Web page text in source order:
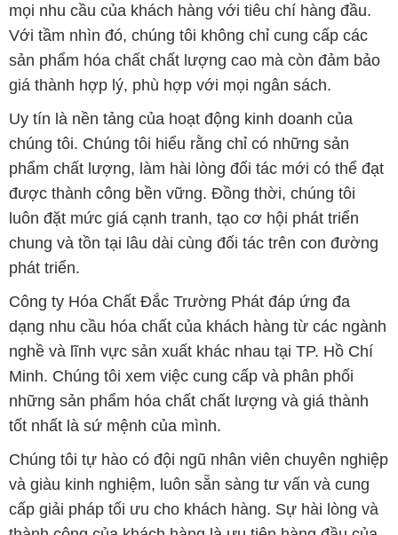
Uy tín là nền tảng của hoạt động kinh doanh của
chúng tôi. Chúng tôi hiểu rằng chỉ có những sản
phẩm chất lượng, làm hài lòng đối tác mới có thể đạt
được thành công bền vững. Đồng thời, chúng tôi
luôn đặt mức giá cạnh tranh, tạo cơ hội phát triển
chung và tồn tại lâu dài cùng đối tác trên con đường
phát triển.
Công ty Hóa Chất Đắc Trường Phát đáp ứng đa
dạng nhu cầu hóa chất của khách hàng từ các ngành
nghề và lĩnh vực sản xuất khác nhau tại TP. Hồ Chí
Minh. Chúng tôi xem việc cung cấp và phân phối
những sản phẩm hóa chất chất lượng và giá thành
tốt nhất là sứ mệnh của mình.
Chúng tôi tự hào có đội ngũ nhân viên chuyên nghiệp
và giàu kinh nghiệm, luôn sẵn sàng tư vấn và cung
cấp giải pháp tối ưu cho khách hàng. Sự hài lòng và
thành công của khách hàng là ưu tiên hàng đầu của
chúng tôi.
Để biết thêm thông tin chi tiết và được tư vấn, quý
khách hàng có thể truy cập vào trang web của chúng